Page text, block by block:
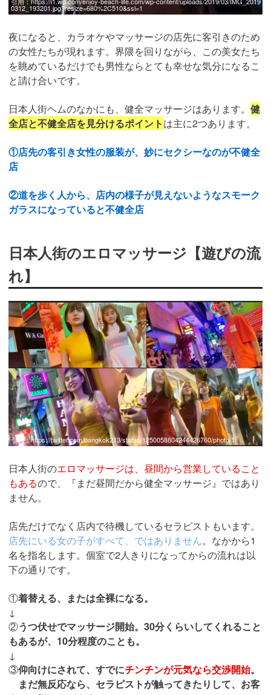
0312_193201.jpg?resize=680%2C510&ssl=1
夜になると、カラオケやマッサージの店先に客引きのため
の女性たちが現れます。界隈を回りながら、この美女たち
を眺めているだけでも男性ならとても幸せな気分になるこ
と請け合いです。
日本人街ヘムのなかにも、健全マッサージはあります。 健
全店と不健全店を見分けるポイントは主に2つあります。
①店先の客引き女性の服装が、妙にセクシーなのが不健全
店
②道を歩く人から、店内の様子が見えないようなスモーク
ガラスになっていると不健全店
日本人街のエロマッサージ【遊びの流
れ】
引用：https://twitter.com/bangkok213/status/1250058804244426760/photo/1
日本人街のエロマッサージは、昼間から営業していること
もあるので、『まだ昼間だから健全マッサージ』ではあり
ません。
店先だけでなく店内で待機しているセラピストもいます。
店先にいる女の子がすべて、ではありません。なかから1
名を指名します。個室で2人きりになってからの流れは以
下の通りです。
①着替える、または全裸になる。
↓
②うつ伏せでマッサージ開始。30分くらいしてくれること
もあるが、10分程度のことも。
↓
③仰向けにされて、すでにチンチンが元気なら交渉開始。
まだ無反応なら、セラピストが触ってきたりして、お客